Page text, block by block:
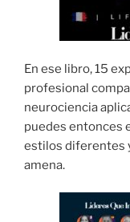
En ese libro, 15
profesional
neurociencia
puedes entonces
estilos diferentes
amena.